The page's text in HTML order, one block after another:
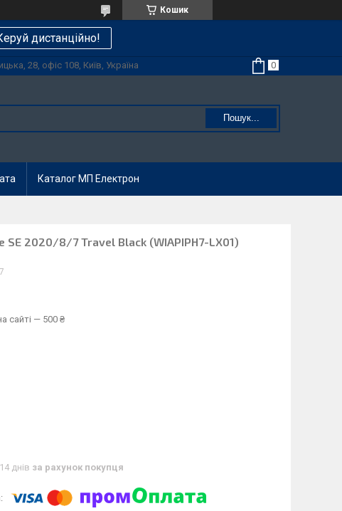
Кошик
дистанційно!
28, офіс 108, Київ, Україна
Пошук...
Каталог МП Електрон
SE 2020/8/7 Travel Black (WIAPIPH7-LX01)
сайті — 500 ₴
днів за рахунок покупця